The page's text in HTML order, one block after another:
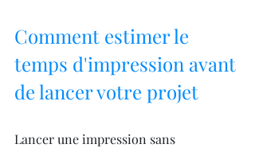
Comment estimer le
temps d'impression avant
de lancer votre projet
Lancer une impression sans